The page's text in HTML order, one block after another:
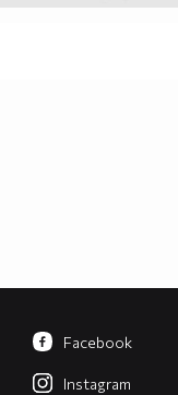
Facebook
Instagram